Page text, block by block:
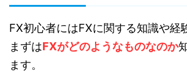
FX初心者にはFXに関する知識や経
まずはFXがどのようなものなのか
ます。